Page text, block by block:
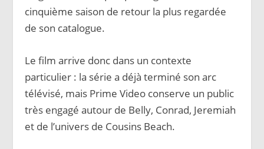
cinquième saison de retour la plus regardée
de son catalogue.
Le film arrive donc dans un contexte
particulier : la série a déjà terminé son arc
télévisé, mais Prime Video conserve un public
très engagé autour de Belly, Conrad, Jeremiah
et de l’univers de Cousins Beach.